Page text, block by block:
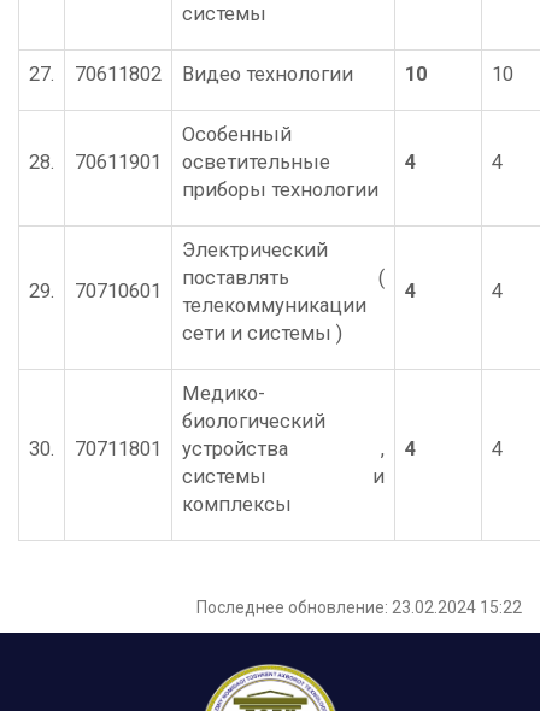
системы
27. 70611802 Видео технологии 10 10
28. 70611901
Особенный
осветительные
приборы технологии
4 4
29. 70710601
Электрический
поставлять (
телекоммуникации
сети и системы )
4 4
30. 70711801
Медико-
биологический
устройства ,
системы и
комплексы
4 4
Последнее обновление: 23.02.2024 15:22